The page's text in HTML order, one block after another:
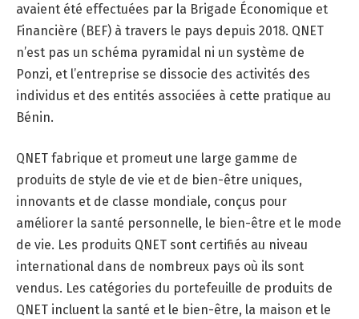
avaient été effectuées par la Brigade Économique et
Financière (BEF) à travers le pays depuis 2018. QNET
n’est pas un schéma pyramidal ni un système de
Ponzi, et l’entreprise se dissocie des activités des
individus et des entités associées à cette pratique au
Bénin.
QNET fabrique et promeut une large gamme de
produits de style de vie et de bien-être uniques,
innovants et de classe mondiale, conçus pour
améliorer la santé personnelle, le bien-être et le mode
de vie. Les produits QNET sont certifiés au niveau
international dans de nombreux pays où ils sont
vendus. Les catégories du portefeuille de produits de
QNET incluent la santé et le bien-être, la maison et le